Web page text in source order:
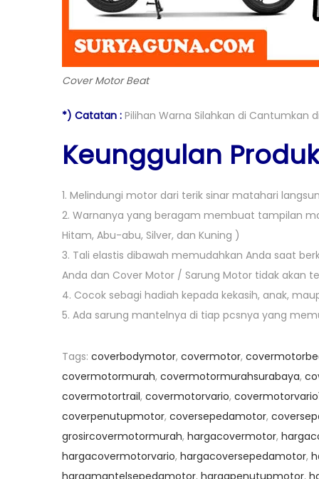
Cover Motor Beat
*) Catatan : Pilihan Warna Silahkan di Cantumkan
Keunggulan
1. Melindungi motor dari terik sinar matahari
2. Warnanya yang beragam membuat tampilan
Hitam, Abu-abu, Silver, dan Kuning )
3. Tali elastis dibawah memudahkan Anda saat
Anda dan Cover Motor / Sarung Motor tidak akan
4. Cocok sebagi hadiah kepada kekasih, anak,
5. Ada sarung mantelnya di tiap pcsnya yang
Tags: coverbodymotor, covermotor,
covermotormurah, covermotormurahsurabaya,
covermotortrail, covermotorvario,
coverpenutupmotor, coversepedamotor,
grosircovermotormurah, hargacovermotor,
hargacovermotorvario, hargacoversepedamotor,